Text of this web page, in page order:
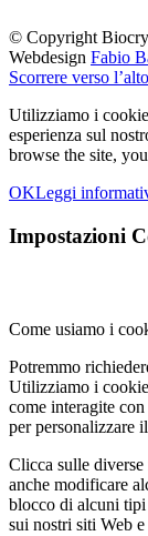
© Copyright
Webdesign Fabio
Scorrere verso l’alto
Utilizziamo i
esperienza sul
browse the site,
OKLeggi
Impostazioni
Come usiamo i
Potremmo
Utilizziamo i
come interagite
per personalizzare
Clicca sulle
anche modificare
blocco di alcuni tipi
sui nostri siti Web